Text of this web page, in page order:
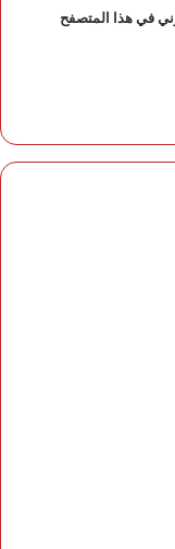
في هذا المتصفح